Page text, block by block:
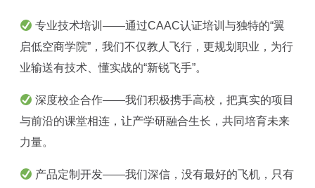
专业技术培训——通过CAAC认证培训与独特的“翼
启低空商学院”，我们不仅教人飞行，更规划职业，为行
业输送有技术、懂实战的“新锐飞手”。
深度校企合作——我们积极携手高校，把真实的项目
与前沿的课堂相连，让产学研融合生长，共同培育未来
力量。
产品定制开发——我们深信，没有最好的飞机，只有